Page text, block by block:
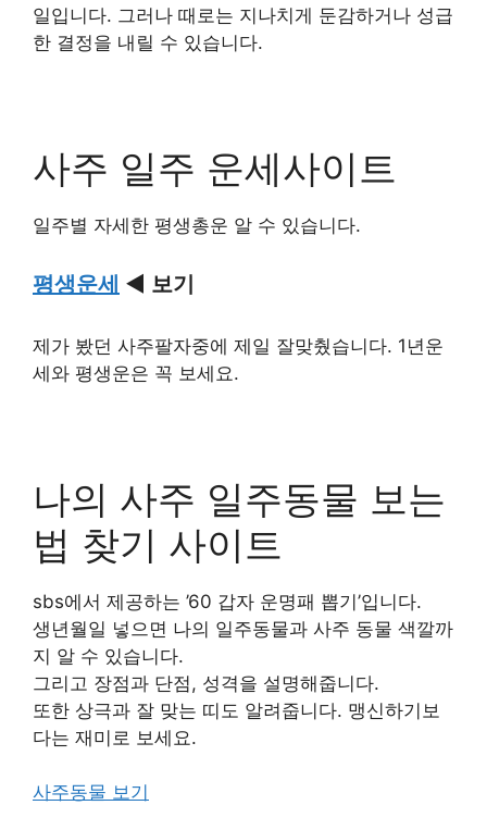
일입니다. 그러나 때로는 지나치게 둔감하거나 성급
한 결정을 내릴 수 있습니다.
사주 일주 운세사이트
일주별 자세한 평생총운 알 수 있습니다.
평생운세 ◀ 보기
제가 봤던 사주팔자중에 제일 잘맞췄습니다. 1년운
세와 평생운은 꼭 보세요.
나의 사주 일주동물 보는
법 찾기 사이트
sbs에서 제공하는 ’60 갑자 운명패 뽑기’입니다.
생년월일 넣으면 나의 일주동물과 사주 동물 색깔까
지 알 수 있습니다.
그리고 장점과 단점, 성격을 설명해줍니다.
또한 상극과 잘 맞는 띠도 알려줍니다. 맹신하기보
다는 재미로 보세요.
사주동물 보기